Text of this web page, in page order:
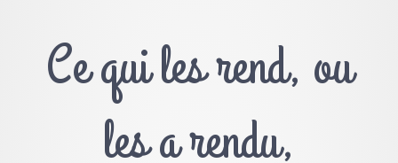
Ce qui les rend, ou
les a rendu,